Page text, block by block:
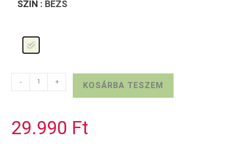
SZÍN : BÉZS
mokaszin
mennyiség
- + KOSÁRBA TESZEM
29.990 Ft